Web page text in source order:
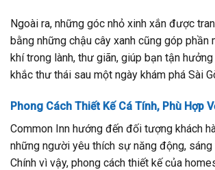
Ngoài ra, những góc nhỏ xinh xắn được
bằng những chậu cây xanh cũng góp phần
khí trong lành, thư giãn, giúp bạn tận
khắc thư thái sau một ngày khám phá Sài
Phong Cách Thiết Kế Cá Tính, Phù Hợp
Common Inn hướng đến đối tượng khách
những người yêu thích sự năng động, sáng
Chính vì vậy, phong cách thiết kế của